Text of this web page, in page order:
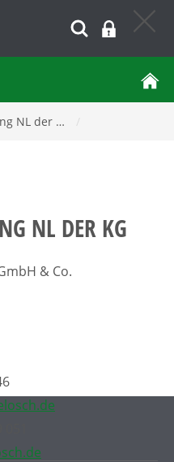
NL der …
NL DER KG
& Co.